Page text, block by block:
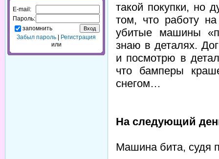
E-mail:
Пароль:
запомнить
Забыл пароль
Регистрация
или
такой покупки, но
том, что работу
убитые машины
знаю в деталях.
и посмотрю в
что бамперы
снегом…
На следующий
Машина бита, судя